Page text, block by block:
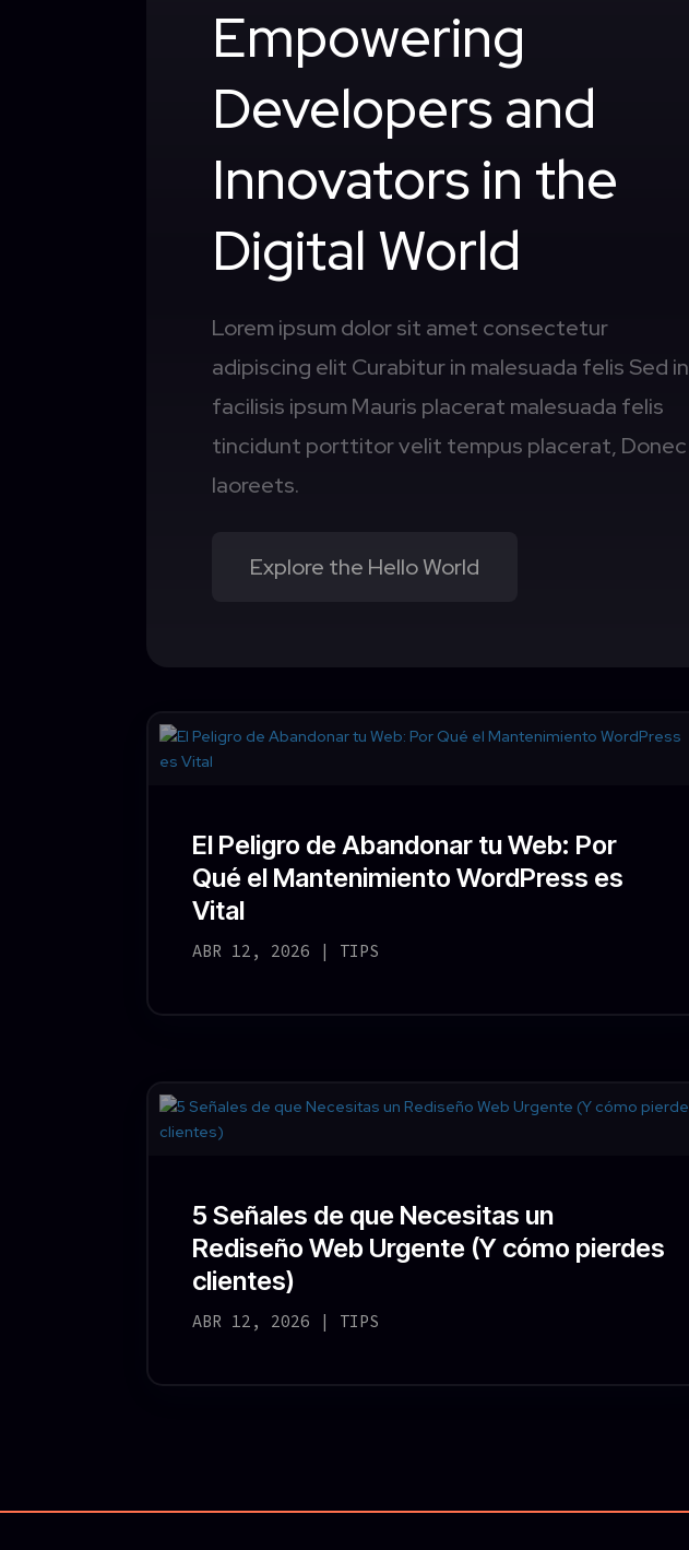
Empowering
Developers and
Innovators in the
Digital World
Lorem ipsum dolor sit amet consectetur
adipiscing elit Curabitur in malesuada felis Sed in
facilisis ipsum Mauris placerat malesuada felis
tincidunt porttitor velit tempus placerat, Donec
laoreets.
Explore the Hello World
El Peligro de Abandonar tu Web: Por
Qué el Mantenimiento WordPress es
Vital
ABR 12, 2026 TIPS
5 Señales de que Necesitas un
Rediseño Web Urgente (Y cómo pierdes
clientes)
ABR 12, 2026 TIPS